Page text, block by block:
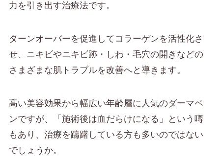
力を引き出す治療法です。
ターンオーバーを促進してコラーゲンを活性化さ
せ、ニキビやニキビ跡・しわ・毛穴の開きなどの
さまざまな肌トラブルを改善へと導きます。
高い美容効果から幅広い年齢層に人気のダーマペ
ンですが、「施術後は血だらけになる」という噂
もあり、治療を躊躇している方も多いのではない
でしょうか。